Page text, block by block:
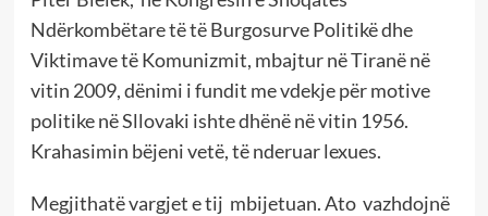
Ndërkombëtare të të Burgosurve Politikë dhe
Viktimave të Komunizmit, mbajtur në Tiranë në
vitin 2009, dënimi i fundit me vdekje për motive
politike në Sllovaki ishte dhënë në vitin 1956.
Krahasimin bëjeni vetë, të nderuar lexues.
Megjithatë vargjet e tij mbijetuan. Ato vazhdojnë